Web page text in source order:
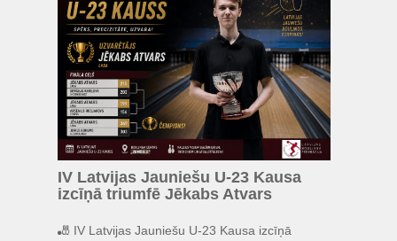
IV Latvijas Jauniešu U-23 Kausa
izcīņā triumfē Jēkabs Atvars
🎳 IV Latvijas Jauniešu U-23 Kausa izcīņā